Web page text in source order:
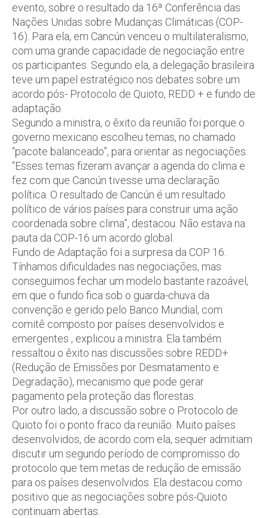
evento, sobre o resultado da 16ª Conferência das
Nações Unidas sobre Mudanças Climáticas (COP-
16). Para ela, em Cancún venceu o multilateralismo,
com uma grande capacidade de negociação entre
os participantes. Segundo ela, a delegação brasileira
teve um papel estratégico nos debates sobre um
acordo pós- Protocolo de Quioto, REDD + e fundo de
adaptação.
Segundo a ministra, o êxito da reunião foi porque o
governo mexicano escolheu temas, no chamado
“pacote balanceado”, para orientar as negociações.
“Esses temas fizeram avançar a agenda do clima e
fez com que Cancún tivesse uma declaração
política. O resultado de Cancún é um resultado
político de vários países para construir uma ação
coordenada sobre clima”, destacou. Não estava na
pauta da COP-16 um acordo global.
Fundo de Adaptação foi a surpresa da COP 16.
Tínhamos dificuldades nas negociações, mas
conseguimos fechar um modelo bastante razoável,
em que o fundo fica sob o guarda-chuva da
convenção e gerido pelo Banco Mundial, com
comitê composto por países desenvolvidos e
emergentes , explicou a ministra. Ela também
ressaltou o êxito nas discussões sobre REDD+
(Redução de Emissões por Desmatamento e
Degradação), mecanismo que pode gerar
pagamento pela proteção das florestas.
Por outro lado, a discussão sobre o Protocolo de
Quioto foi o ponto fraco da reunião. Muito países
desenvolvidos, de acordo com ela, sequer admitiam
discutir um segundo período de compromisso do
protocolo que tem metas de redução de emissão
para os países desenvolvidos. Ela destacou como
positivo que as negociações sobre pós-Quioto
continuam abertas.